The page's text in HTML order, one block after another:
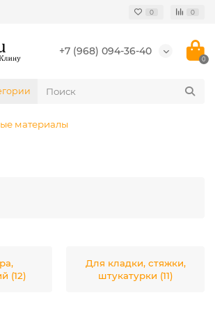
0 0
+7 (968) 094-36-40
0
материалы
(12)
Для кладки, стяжки,
штукатурки (11)